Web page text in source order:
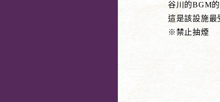
谷川的BGM
這是該設施最
※禁止抽煙